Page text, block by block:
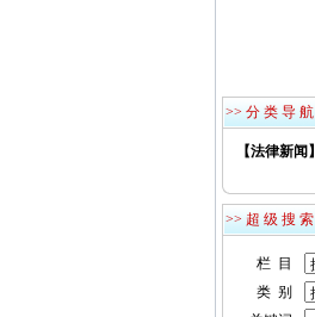
>> 分 类 导 航
【法律新闻】
>> 超 级 搜 索
栏 目
类 别